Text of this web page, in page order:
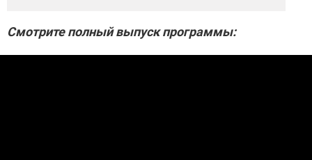
Смотрите полный выпуск программы: